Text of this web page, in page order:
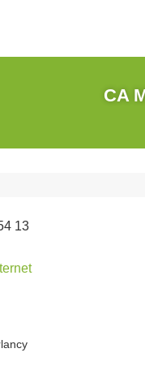
CA
13